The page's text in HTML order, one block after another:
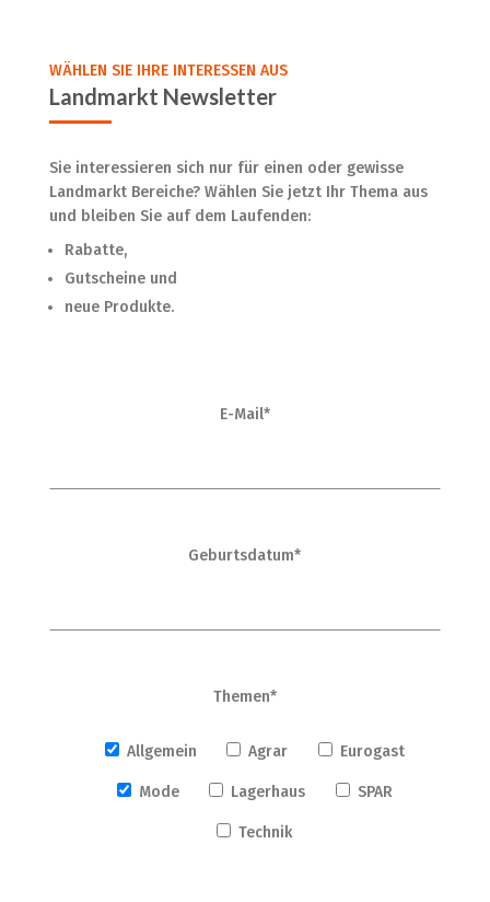
E-Mail*
Geburtsdatum*
Themen*
Allgemein Agrar Eurogast
Mode Lagerhaus SPAR
Technik
WÄHLEN SIE IHRE INTERESSEN AUS
Landmarkt Newsletter
Sie interessieren sich nur für einen oder gewisse
Landmarkt Bereiche? Wählen Sie jetzt Ihr Thema aus
und bleiben Sie auf dem Laufenden:
Rabatte,
Gutscheine und
neue Produkte.